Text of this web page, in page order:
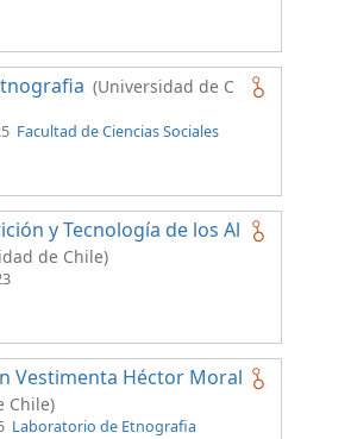
(Universidad de C
Facultad de Ciencias Sociales
y Tecnología de los Al
de Chile)
Vestimenta Héctor Moral
Chile)
Laboratorio de Etnografia